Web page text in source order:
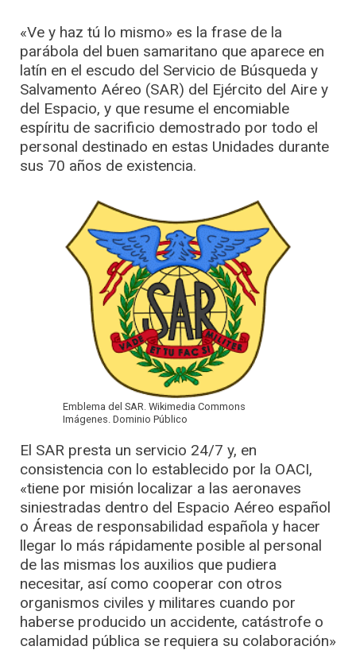
«Ve y haz tú lo mismo» es la frase de la
parábola del buen samaritano que aparece en
latín en el escudo del Servicio de Búsqueda y
Salvamento Aéreo (SAR) del Ejército del Aire y
del Espacio, y que resume el encomiable
espíritu de sacrificio demostrado por todo el
personal destinado en estas Unidades durante
sus 70 años de existencia.
Emblema del SAR. Wikimedia Commons
Imágenes. Dominio Público
El SAR presta un servicio 24/7 y, en
consistencia con lo establecido por la OACI,
«tiene por misión localizar a las aeronaves
siniestradas dentro del Espacio Aéreo español
o Áreas de responsabilidad española y hacer
llegar lo más rápidamente posible al personal
de las mismas los auxilios que pudiera
necesitar, así como cooperar con otros
organismos civiles y militares cuando por
haberse producido un accidente, catástrofe o
calamidad pública se requiera su colaboración»